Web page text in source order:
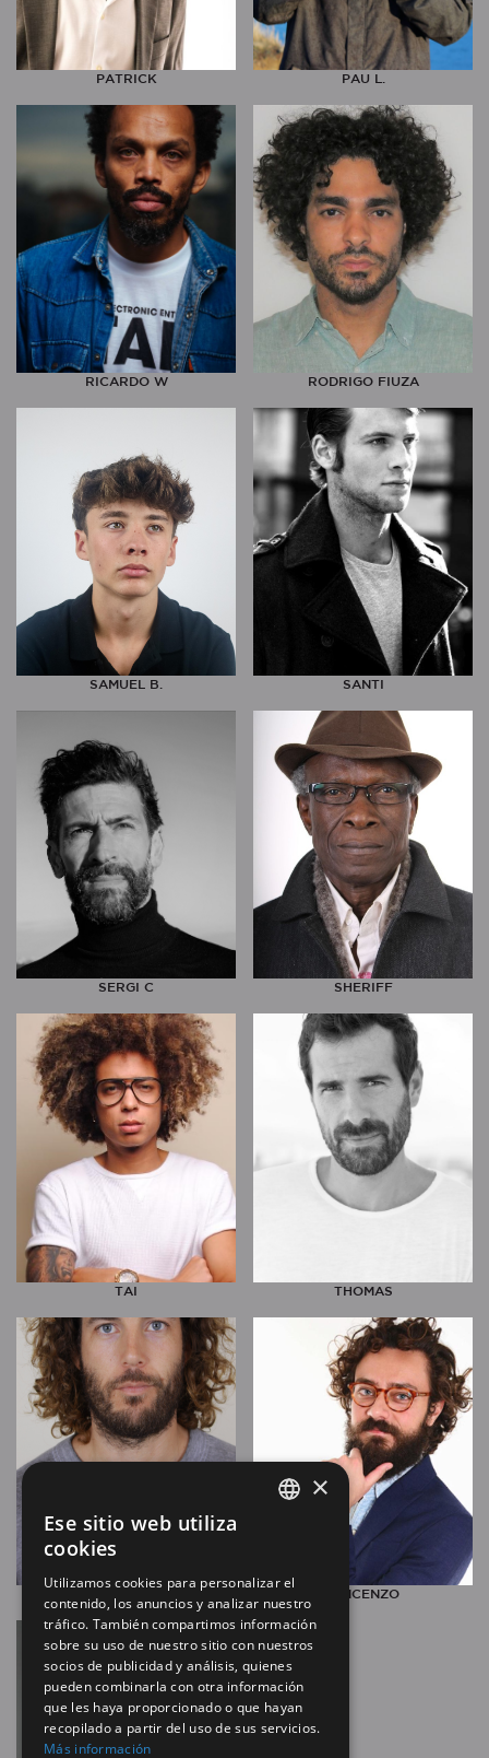
PATRICK PAU L.
RICARDO W RODRIGO FIUZA
SAMUEL B. SANTI
SERGI C SHERIFF
TAI THOMAS
VINCENZO
×
Ese sitio web utiliza
cookies
Utilizamos cookies para personalizar el
contenido, los anuncios y analizar nuestro
tráfico. También compartimos información
sobre su uso de nuestro sitio con nuestros
socios de publicidad y análisis, quienes
pueden combinarla con otra información
que les haya proporcionado o que hayan
recopilado a partir del uso de sus servicios.
Más información